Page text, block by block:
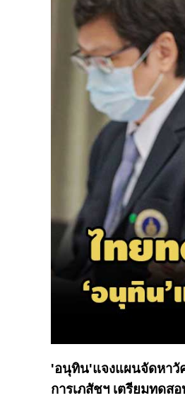
'อนุทิน'แจงแผนจัดหาวั
การเภสัชฯ เตรียมทด